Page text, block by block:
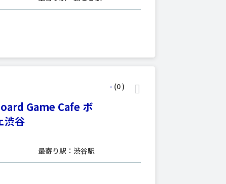
Game Cafe ボ
渋谷
最寄り駅：渋谷駅
- (0)